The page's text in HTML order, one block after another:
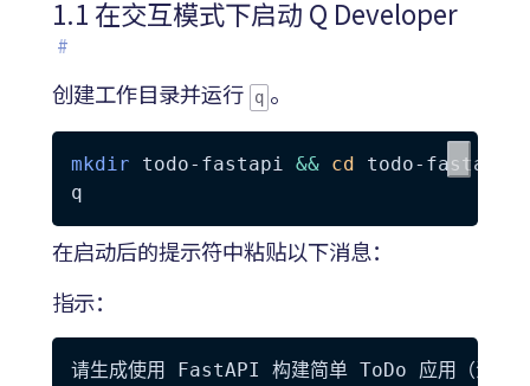
1.1 在交互模式下启动 Q Developer
#
创建工作目录并运行 q 。
mkdir todo-fastapi && cd
todo-fastapi
在启动后的提示符中粘贴以下消息：
指示：
请生成使用 FastAPI 构建简单 ToDo 应用（注册